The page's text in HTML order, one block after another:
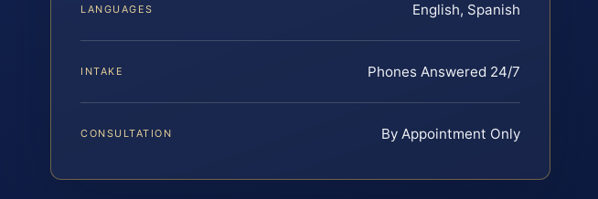
LANGUAGES English, Spanish
INTAKE Phones Answered 24/7
CONSULTATION By Appointment Only